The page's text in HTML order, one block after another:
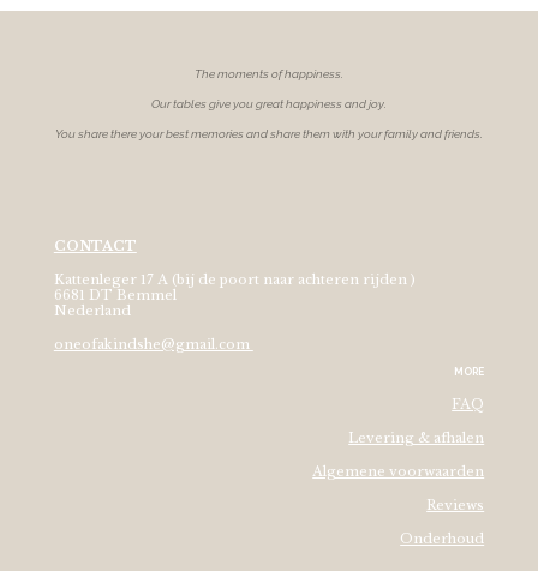
The moments ofhappiness.
Our tables give you great happiness and joy.
You share there your best memories and share them with your family and friends.
CONTACT
Kattenleger 17 A (bij de poort naar achteren rijden )
6681 DT Bemmel
Nederland
oneofakindshe@gmail.com
MORE
FAQ
Levering & afhalen
Algemene voorwaarden
Reviews
Onderhoud